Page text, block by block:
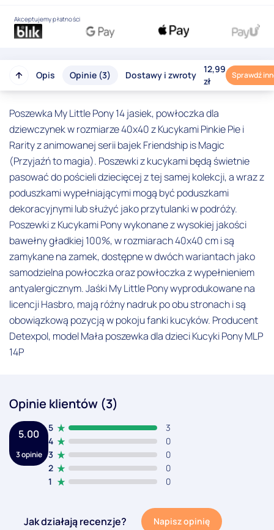
Akceptujemy płatności
Opis Opinie (3) Dostawy i zwroty
12,99
zł
Sprawdź
Poszewka My Little Pony 14 jasiek, powłoczka dla
dziewczynek w rozmiarze 40x40 z Kucykami Pinkie Pie i
Rarity z animowanej serii bajek Friendship is Magic
(Przyjaźń to magia). Poszewki z kucykami będą świetnie
pasować do pościeli dziecięcej z tej samej kolekcji, a wraz z
poduszkami wypełniającymi mogą być poduszkami
dekoracyjnymi lub służyć jako przytulanki w podróży.
Poszewki z Kucykami Pony wykonane z wysokiej jakości
bawełny gładkiej 100%, w rozmiarach 40x40 cm i są
zamykane na zamek, dostępne w dwóch wariantach jako
samodzielna powłoczka oraz powłoczka z wypełnieniem
antyalergicznym. Jaśki My Little Pony wyprodukowane na
licencji Hasbro, mają różny nadruk po obu stronach i są
obowiązkową pozycją w pokoju fanki kucyków. Producent
Detexpol, model Mała poszewka dla dzieci Kucyki Pony MLP
14P
Opinie klientów (3)
5.00
3 opinie
1 0
2 0
3 0
4 0
5 3
Jak działają recenzje? Napisz opinię